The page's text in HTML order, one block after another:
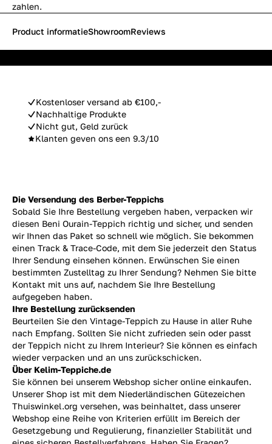
zahlen.
Kostenloser versand ab €100,-
Nachhaltige Produkte
Nicht gut, Geld zurück
Klanten geven ons een 9.3/10
Product informatieShowroomReviews
Die Versendung des Berber-Teppichs
Sobald Sie Ihre Bestellung vergeben haben, verpacken wir
diesen Beni Ourain-Teppich richtig und sicher, und senden
wir Ihnen das Paket so schnell wie möglich. Sie bekommen
einen Track & Trace-Code, mit dem Sie jederzeit den Status
Ihrer Sendung einsehen können. Erwünschen Sie einen
bestimmten Zustelltag zu Ihrer Sendung? Nehmen Sie bitte
Kontakt mit uns auf, nachdem Sie Ihre Bestellung
aufgegeben haben.
Ihre Bestellung zurücksenden
Beurteilen Sie den Vintage-Teppich zu Hause in aller Ruhe
nach Empfang. Sollten Sie nicht zufrieden sein oder passt
der Teppich nicht zu Ihrem Interieur? Sie können es einfach
wieder verpacken und an uns zurückschicken.
Über Kelim-Teppiche.de
Sie können bei unserem Webshop sicher online einkaufen.
Unserer Shop ist mit dem Niederländischen Gütezeichen
Thuiswinkel.org versehen, was beinhaltet, dass unserer
Webshop eine Reihe von Kriterien erfüllt im Bereich der
Gesetzgebung und Regulierung, finanzieller Stabilität und